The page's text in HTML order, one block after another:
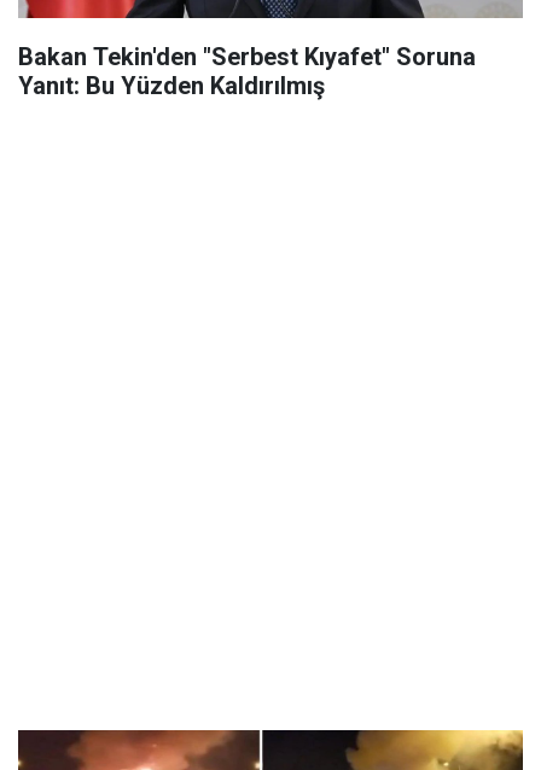
Bakan Tekin'den "Serbest Kıyafet" Soruna
Yanıt: Bu Yüzden Kaldırılmış